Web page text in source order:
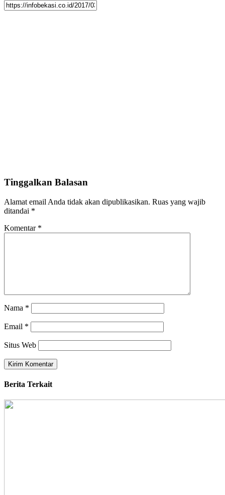
Tinggalkan Balasan
Alamat email Anda tidak akan dipublikasikan. Ruas yang wajib
ditandai *
Komentar *
Nama *
Email *
Situs Web
Berita Terkait